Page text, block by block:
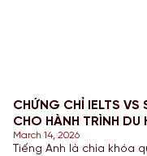
CHỨNG CHỈ IELTS VS
CHO HÀNH TRÌNH DU
March 14, 2026
Tiếng Anh là chìa khóa